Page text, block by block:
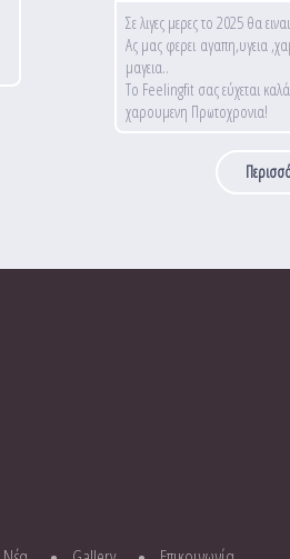
Σε λιγες μερες το 2025 θα
Ας μας φερει αγαπη,υγεια
μαγεια..
Το Feelingfit σας εύχεται
χαρουμενη Πρωτοχρονια!